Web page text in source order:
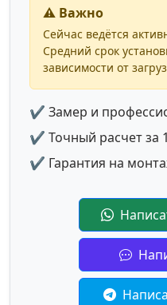
⚠️ Важно
Сейчас ведётся
Средний срок
зависимости от
✔ Замер и
✔ Точный расчет за
✔ Гарантия на